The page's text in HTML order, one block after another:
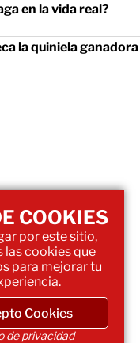
en la vida real?
la quiniela ganadora
COOKIES
por este sitio,
las cookies que
para mejorar tu
Cookies
de privacidad